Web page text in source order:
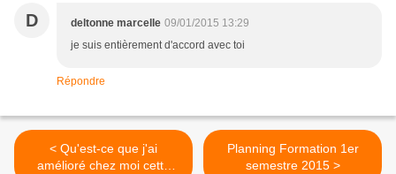
D deltonne marcelle 09/01/2015 13:29
je suis entièrement d'accord avec toi
Répondre
< Qu'est-ce que j'ai
amélioré chez moi cette
Planning Formation 1er
semestre 2015 >